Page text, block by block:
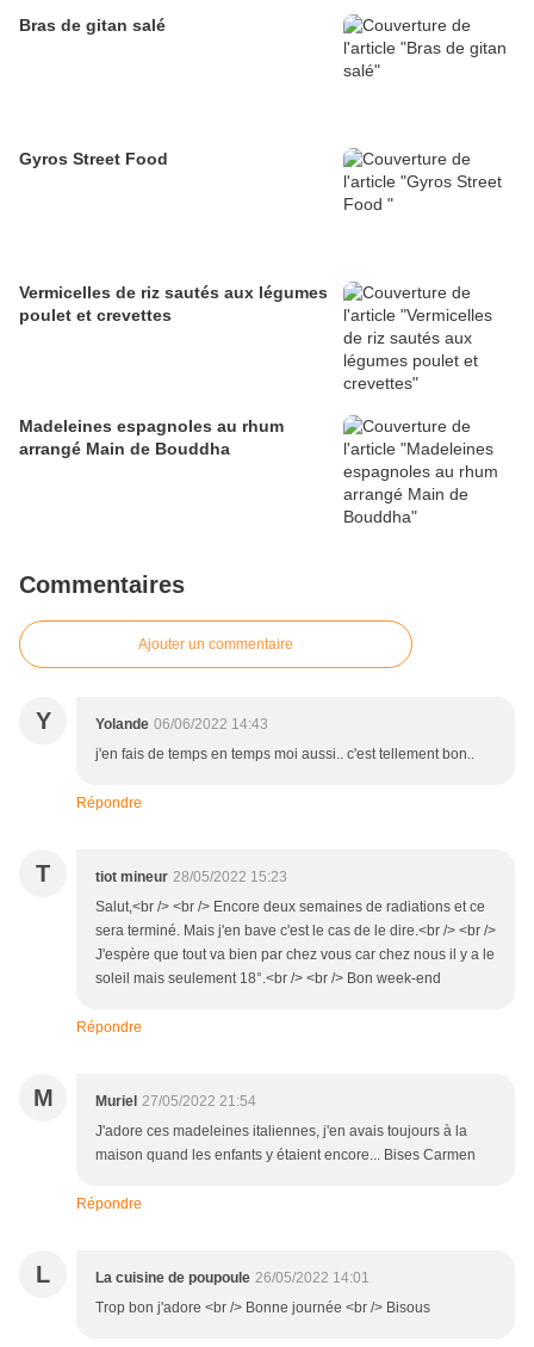
Bras de gitan salé
Gyros Street Food
Vermicelles de riz sautés aux légumes
poulet et crevettes
Madeleines espagnoles au rhum
arrangé Main de Bouddha
Commentaires
Ajouter un commentaire
Y Yolande 06/06/2022 14:43
j'en fais de temps en temps moi aussi.. c'est tellement bon..
Répondre
T tiot mineur 28/05/2022 15:23
Salut,<br /> <br /> Encore deux semaines de radiations et ce
sera terminé. Mais j'en bave c'est le cas de le dire.<br /> <br />
J'espère que tout va bien par chez vous car chez nous il y a le
soleil mais seulement 18°.<br /> <br /> Bon week-end
Répondre
M Muriel 27/05/2022 21:54
J'adore ces madeleines italiennes, j'en avais toujours à la
maison quand les enfants y étaient encore... Bises Carmen
Répondre
L La cuisine de poupoule 26/05/2022 14:01
Trop bon j'adore <br /> Bonne journée <br /> Bisous